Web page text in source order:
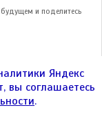
и поделитесь
стр. 1,
Яндекс
вы соглашаетесь
.